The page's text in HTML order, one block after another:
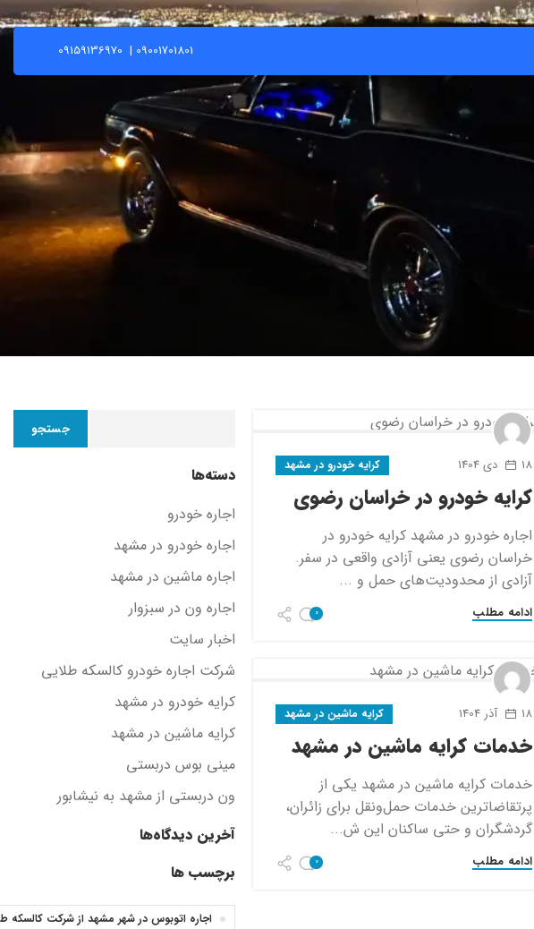
09001701801
|
09159136970
18 دی 1404 کرایه خودرو در مشهد
کرایه خودرو در خراسان رضوی
اجاره خودرو در مشهد کرایه خودرو در
خراسان رضوی یعنی آزادی واقعی در سفر.
آزادی از محدودیت‌های حمل و ...
ادامه مطلب 0
18 آذر 1404 کرایه ماشین در مشهد
خدمات کرایه ماشین در مشهد
خدمات کرایه ماشین در مشهد یکی از
پرتقاضاترین خدمات حمل‌ونقل برای زائران،
گردشگران و حتی ساکنان این ش...
ادامه مطلب 0
جستجو
دسته‌ها
اجاره خودرو
اجاره خودرو در مشهد
اجاره ماشین در مشهد
اجاره ون در سبزوار
اخبار سایت
شرکت اجاره خودرو کالسکه طلایی
کرایه خودرو در مشهد
کرایه ماشین در مشهد
مینی بوس دربستی
ون دربستی از مشهد به نیشابور
آخرین دیدگاه‌ها
برچسب ها
اجاره اتوبوس در شهر مشهد از شرکت کالسکه